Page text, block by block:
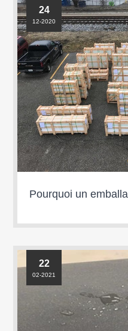
24
12-2020
22
02-2021